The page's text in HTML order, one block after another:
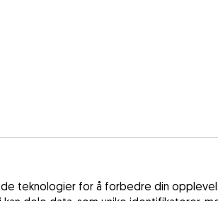
teknologier for å forbedre din